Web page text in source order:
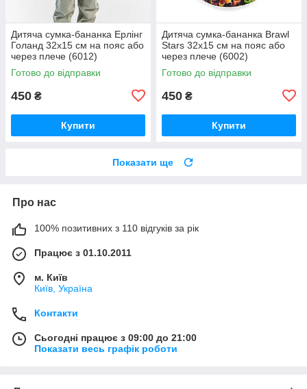
Дитяча сумка-бананка Ерлінг
Голанд 32х15 см на пояс або
через плече (6012)
Готово до відправки
450 ₴
Купити
Дитяча сумка-бананка Brawl
Stars 32х15 см на пояс або
через плече (6002)
Готово до відправки
450 ₴
Купити
Показати ще
Про нас
100% позитивних з 110 відгуків за рік
Працює з 01.10.2011
м. Київ
Київ, Україна
Контакти
Сьогодні працює з 09:00 до 21:00
Показати весь графік роботи